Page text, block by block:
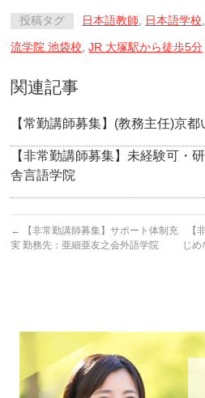
投稿タグ 日本語教師, 日本語学校
流学院 池袋校,JR 大塚駅から徒歩5分
関連記事
【常勤講師募集】(教務主任)京
【非常勤講師募集】未経験可・
舎言語学院
←
【非常勤講師募集】サポート体制充
実 勤務先：亜細亜友之会外語学院
【
じ